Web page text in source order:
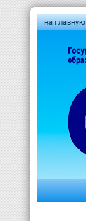
на главную